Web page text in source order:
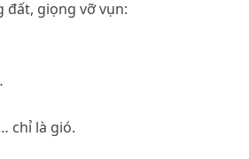
đất, giọng vỡ vụn:
chỉ là gió.